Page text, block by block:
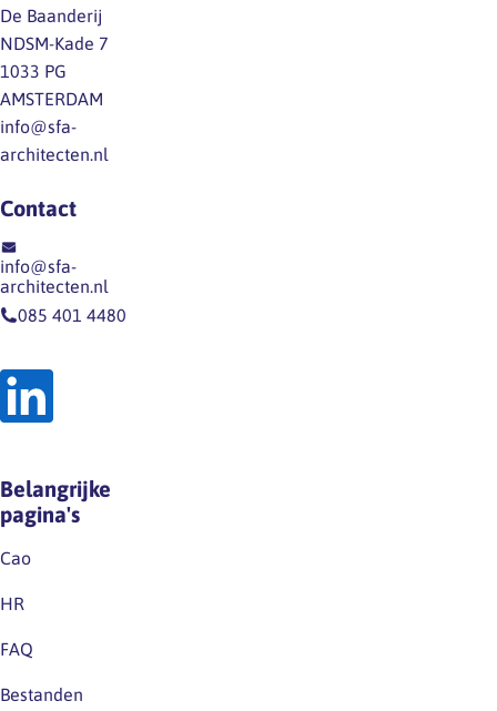
De Baanderij
NDSM-Kade 7
1033 PG
AMSTERDAM
info@sfa-
architecten.nl
Contact
info@sfa-
architecten.nl
085 401 4480
Belangrijke
pagina's
Cao
HR
FAQ
Bestanden